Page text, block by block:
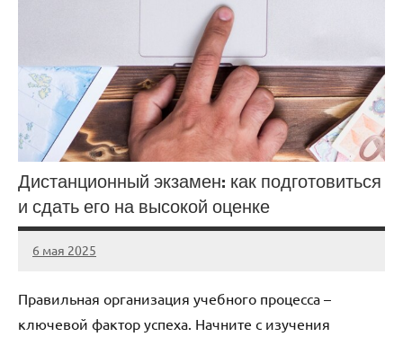
Дистанционный экзамен: как подготовиться
и сдать его на высокой оценке
6 мая 2025
Avtor
Нет
Правильная организация учебного процесса –
ключевой фактор успеха. Начните с изучения